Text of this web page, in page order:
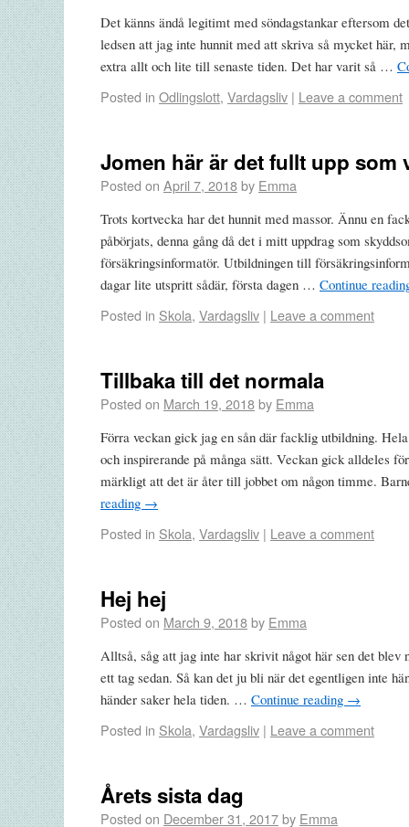
Det känns ändå legitimt med söndagstankar eftersom
ledsen att jag inte hunnit med att skriva så mycket här,
extra allt och lite till senaste tiden. Det har varit så …
Posted in Odlingslott, Vardagsliv | Leave a comment
Jomen här är det fullt upp som
Posted on April 7, 2018by Emma
Trots kortvecka har det hunnit med massor. Ännu en
påbörjats, denna gång då det i mitt uppdrag som
försäkringsinformatör. Utbildningen till
dagar lite utspritt sådär, första dagen … Continue
Posted in Skola, Vardagsliv | Leave a comment
Tillbaka till det normala
Posted on March 19, 2018by Emma
Förra veckan gick jag en sån där facklig utbildning.
och inspirerande på många sätt. Veckan gick alldeles
märkligt att det är åter till jobbet om någon timme.
reading →
Posted in Skola, Vardagsliv | Leave a comment
Hej hej
Posted on March 9, 2018by Emma
Alltså, såg att jag inte har skrivit något här sen det blev
ett tag sedan. Så kan det ju bli när det egentligen inte
händer saker hela tiden. … Continue reading →
Posted in Skola, Vardagsliv | Leave a comment
Årets sista dag
Posted on December 31, 2017by Emma